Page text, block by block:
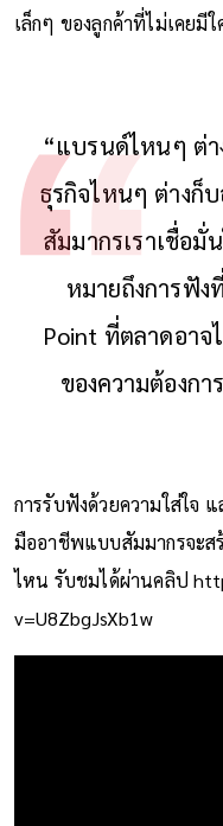
เล็กๆ ของลูกค้าที่ไม่เคยมี
“แบรนด์ไหนๆ ต่า
ธุรกิจไหนๆ ต่างก็
สัมมากรเราเชื่อมั่
หมายถึงการฟัง
Point ที่ตลาดอาจ
ของความต้องก
การรับฟังด้วยความใส่ใจ
มืออาชีพแบบสัมมากรจะส
ไหน รับชมได้ผ่านคลิป
v=U8ZbgJsXb1w